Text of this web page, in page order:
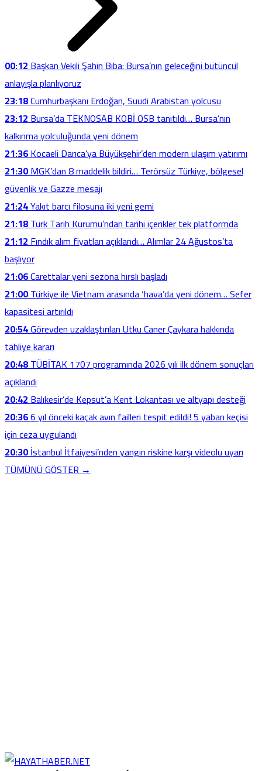
00:12Başkan Vekili Şahin Biba: Bursa’nın geleceğini bütüncül
anlayışla planlıyoruz
23:18Cumhurbaşkanı Erdoğan, Suudi Arabistan yolcusu
23:12Bursa’da TEKNOSAB KOBİ OSB tanıtıldı… Bursa’nın
kalkınma yolculuğunda yeni dönem
21:36Kocaeli Darıca’ya Büyükşehir’den modern ulaşım yatırımı
21:30MGK’dan 8 maddelik bildiri… Terörsüz Türkiye, bölgesel
güvenlik ve Gazze mesajı
21:24Yakıt barcı filosuna iki yeni gemi
21:18Türk Tarih Kurumu’ndan tarihi içerikler tek platformda
21:12Fındık alım fiyatları açıklandı… Alımlar 24 Ağustos’ta
başlıyor
21:06Carettalar yeni sezona hırslı başladı
21:00Türkiye ile Vietnam arasında ‘hava’da yeni dönem… Sefer
kapasitesi artırıldı
20:54Görevden uzaklaştırılan Utku Caner Çaykara hakkında
tahliye kararı
20:48TÜBİTAK 1707 programında 2026 yılı ilk dönem sonuçları
açıklandı
20:42Balıkesir’de Kepsut’a Kent Lokantası ve altyapı desteği
20:366 yıl önceki kaçak avın failleri tespit edildi! 5 yaban keçisi
için ceza uygulandı
20:30İstanbul İtfaiyesi’nden yangın riskine karşı videolu uyarı
TÜMÜNÜ GÖSTER →